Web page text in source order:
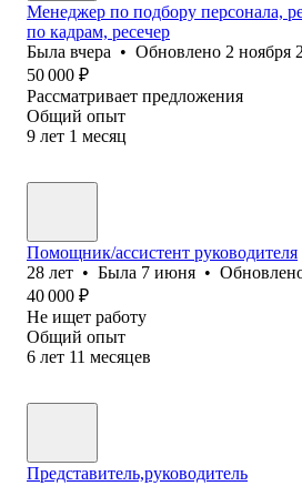
Менеджер по подбору персонала,
по кадрам, ресечер
Была вчера • Обновлено 2 ноября
50 000 ₽
Рассматривает предложения
Общий опыт
9 лет 1 месяц
Помощник/ассистент руководителя
28 лет • Была 7 июня •
40 000 ₽
Не ищет работу
Общий опыт
6 лет 11 месяцев
Представитель,руководитель